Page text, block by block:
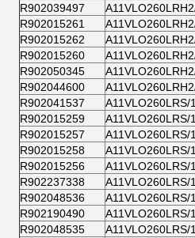
R902039497
R902015261
R902015262
R902015260
R902050345
R902044600
R902041537
A11VLO260LRS/
R902015259
A11VLO260LRS/
R902015257
A11VLO260LRS/
R902015258
A11VLO260LRS/
R902015256
A11VLO260LRS/
R902237338
A11VLO260LRS/
R902048536
A11VLO260LRS/
R902190490
A11VLO260LRS/
R902048535
A11VLO260LRS/